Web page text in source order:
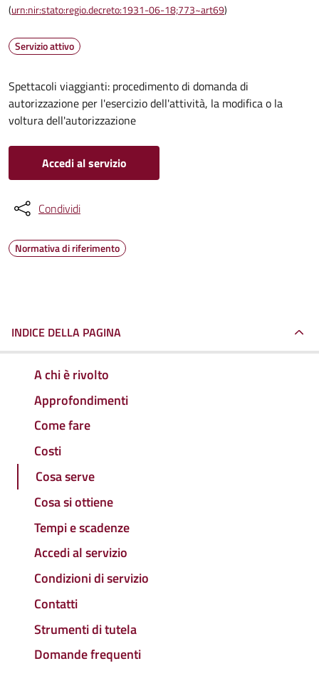
(urn:nir:stato:regio.decreto:1931-06-18;773~art69)
Servizio attivo
Spettacoli viaggianti: procedimento di domanda di
autorizzazione per l'esercizio dell'attività, la modifica o la
voltura dell'autorizzazione
Accedi al servizio
Condividi
Normativa di riferimento
INDICE DELLA PAGINA
A chi è rivolto
Approfondimenti
Come fare
Costi
Cosa serve
Cosa si ottiene
Tempi e scadenze
Accedi al servizio
Condizioni di servizio
Contatti
Strumenti di tutela
Domande frequenti